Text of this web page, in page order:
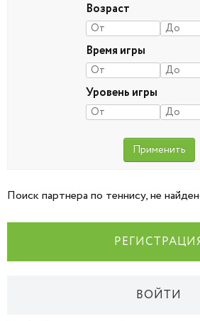
Возраст
Время игры
Уровень игры
Поиск партнера по теннису, не
ВОЙТИ